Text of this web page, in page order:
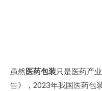
虽然医药包装只是医药产
告》，2023年我国医药包